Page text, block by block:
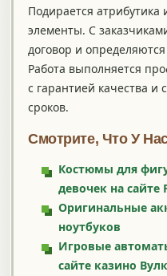
Подирается
элементы. С
договор и
Работа выполняется
с гарантией качества и
сроков.
Смотрите, Что У
Костюмы для
девочек на сайте
Оригинальные
ноутбуков
Игровые
сайте казино